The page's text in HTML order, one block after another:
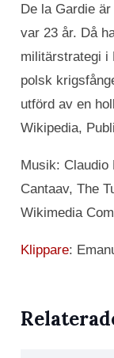
De la Gardie
var 23 år. Då
militärstrategi i
polsk
utförd av en
Wikipedia,
Musik: Claudio
Cantaav, The
Wikimedia
Klippare: